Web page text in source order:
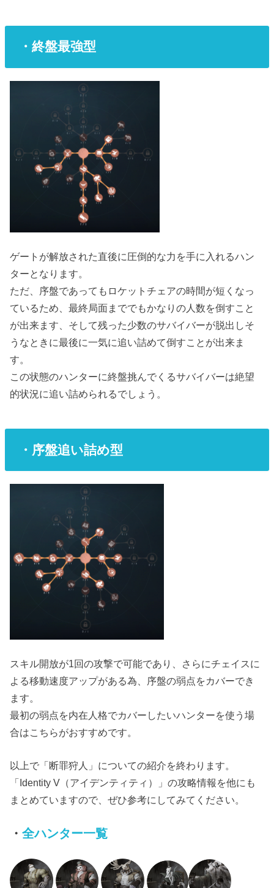
・終盤最強型
ゲートが解放された直後に圧倒的な力を手に入れるハン
ターとなります。
ただ、序盤であってもロケットチェアの時間が短くなっ
ているため、最終局面まででもかなりの人数を倒すこと
が出来ます、そして残った少数のサバイバーが脱出しそ
うなときに最後に一気に追い詰めて倒すことが出来ま
す。
この状態のハンターに終盤挑んでくるサバイバーは絶望
的状況に追い詰められるでしょう。
・序盤追い詰め型
スキル開放が1回の攻撃で可能であり、さらにチェイスに
よる移動速度アップがある為、序盤の弱点をカバーでき
ます。
最初の弱点を内在人格でカバーしたいハンターを使う場
合はこちらがおすすめです。
以上で「断罪狩人」についての紹介を終わります。
「Identity V（アイデンティティ）」の攻略情報を他にも
まとめていますので、ぜひ参考にしてみてください。
・全ハンター一覧